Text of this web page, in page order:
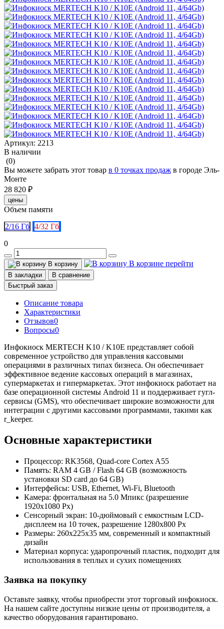
Артикул: 2213
В наличии
(0)
Вы можете забрать этот товар в 0 точках продаж в городе Эль-
Монте
28 820 ₽
цены
Объем памяти
2/16 Гб 4/32 Гб
0
В корзину В корзине перейти
В закладки
В сравнение
Быстрый заказ
Описание товара
Характеристики
Отзывов0
Вопросы0
Инфокиоск MERTECH K10 / K10E представляет собой
современное устройство для управления кассовыми
операциями в различных типах бизнеса. Он обеспечивает
эффективное ведение кассовых операций в магазинах,
супермаркетах и гипермаркетах. Этот инфокиоск работает на
базе операционной системы Android 11 и поддерживает гугл-
сервисы (GMS), что обеспечивает широкие возможности для
интеграции с другими кассовыми программами, такими как
r_keeper.
Основные характеристики
Процессор: RK3568, Quad-core Cortex A55
Память: RAM 4 GB / Flash 64 GB (возможность
установки SD card до 64 GB)
Интерфейсы: USB, Ethernet, Wi-Fi, Bluetooth
Камера: фронтальная на 5.0 Мпикс (разрешение
1920х1080 Px)
Сенсорный экран: 10-дюймовый с емкостным LCD-
дисплеем на 10 точек, разрешение 1280х800 Px
Размеры: 260х225х35 мм, современный и компактный
дизайн
Материал корпуса: ударопрочный пластик, подходит для
использования в теплых и сухих помещениях
Заявка на покупку
Оставьте заявку, чтобы приобрести этот торговый инфокиоск.
На нашем сайте доступны низкие цены от производителя, а
качество оборудования гарантировано.